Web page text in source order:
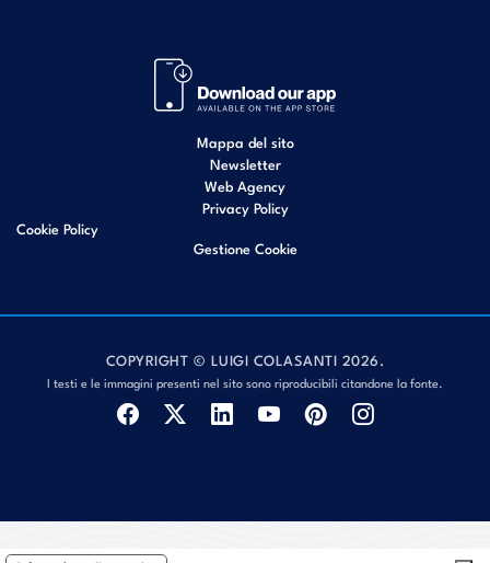
Mappa del sito
Newsletter
Web Agency
Privacy Policy
Cookie Policy
Gestione Cookie
COPYRIGHT © LUIGI COLASANTI 2026.
I testi e le immagini presenti nel sito sono riproducibili citandone la fonte.